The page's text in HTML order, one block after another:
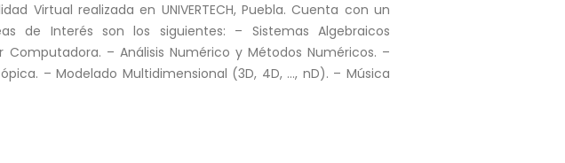
Virtual realizada en UNIVERTECH, Puebla. Cuenta con un
de Interés son los siguientes: – Sistemas Algebraicos
– Análisis Numérico y Métodos Numéricos. –
– Modelado Multidimensional (3D, 4D, …, nD). – Música